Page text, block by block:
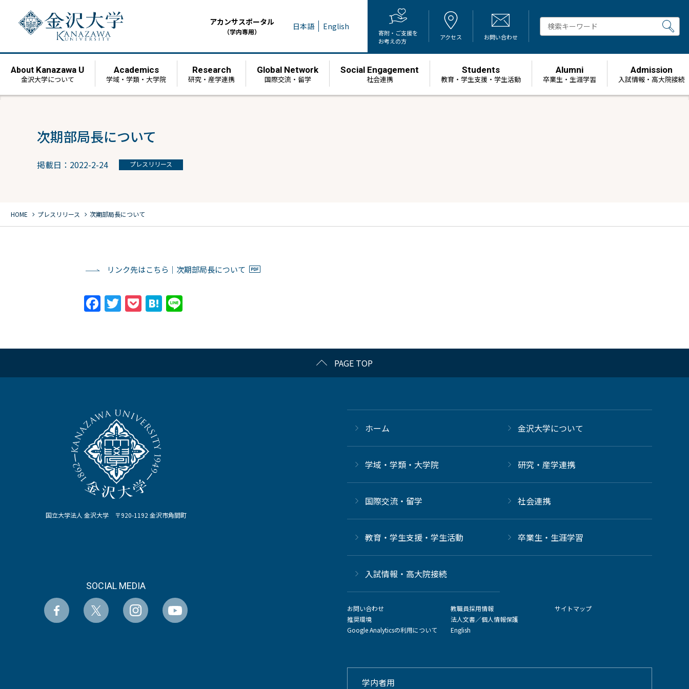
アカンサスポータル
（学内専用） 日本語 English
寄附・ご支援を
お考えの方
アクセス お問い合わせ
About Kanazawa U
金沢大学について
Academics
学域・学類・大学院
Research
研究・産学連携
Global Network
国際交流・留学
Social Engagement
社会連携
Students
教育・学生支援・学生活動
Alumni
卒業生・生涯学習
Admission
⼊試情報・高大院接続
次期部局長について
掲載日：2022-2-24 プレスリリース
HOME chevron_right プレスリリース chevron_right 次期部局長について
リンク先はこちら｜次期部局長について
Facebook
Twitter
PocketHatena
PAGE TOP
国立大学法人 金沢大学 〒920-1192 金沢市角間町
SOCIAL MEDIA
ホーム 金沢大学について
学域・学類・大学院 研究・産学連携
国際交流・留学 社会連携
教育・学生支援・学生活動 卒業生・生涯学習
⼊試情報・高大院接続
お問い合わせ
推奨環境
Google Analyticsの利用について
教職員採用情報
法人文書／個人情報保護
English
サイトマップ
学内者用